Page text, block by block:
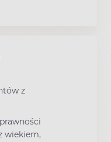
z
wiekiem,